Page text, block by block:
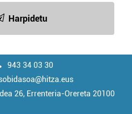
Harpidetu
943 34 03 30
26, Errenteria-Orereta 20100